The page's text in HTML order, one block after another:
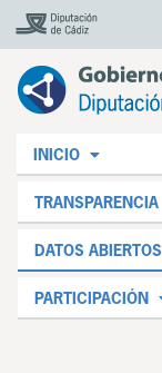
INICIO
TRANSPARENCIA
DATOS ABIERTOS
PARTICIPACIÓN